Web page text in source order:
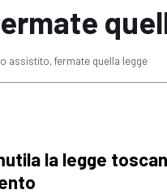
assistito, fermate quella legge
la legge